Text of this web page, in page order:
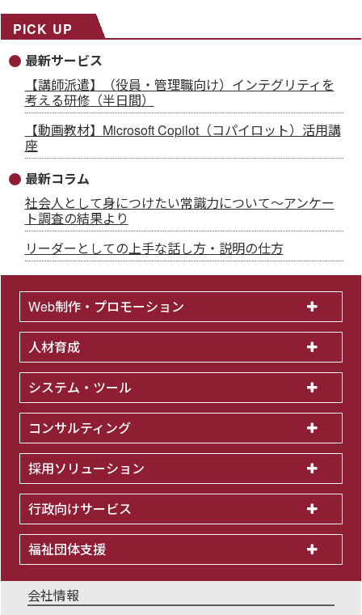
ールマガジン26年１月14配信分です。
PICK UP
最新サービス
【講師派遣】（役員・管理職向け）インテグリティを
考える研修（半日間）
【動画教材】Microsoft Copilot（コパイロット）活用講
座
最新コラム
社会人として身につけたい常識力について～アンケー
ト調査の結果より
リーダーとしての上手な話し方・説明の仕方
Web制作・プロモーション
人材育成
システム・ツール
コンサルティング
採用ソリューション
行政向けサービス
福祉団体支援
会社情報